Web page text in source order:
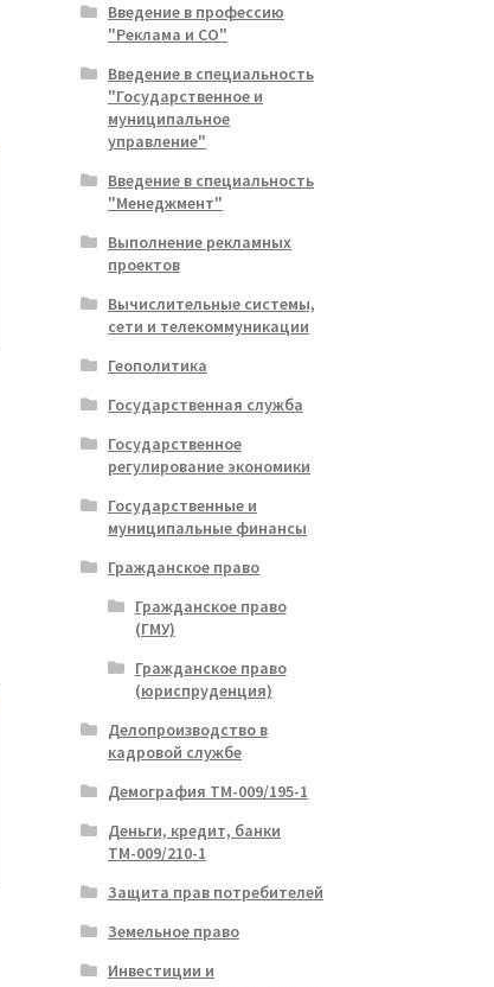
Введение в профессию
"Реклама и СО"
Введение в специальность
"Государственное и
муниципальное
управление"
Введение в специальность
"Менеджмент"
Выполнение рекламных
проектов
Вычислительные системы,
сети и телекоммуникации
Геополитика
Государственная служба
Государственное
регулирование экономики
Государственные и
муниципальные финансы
Гражданское право
Гражданское право
(ГМУ)
Гражданское право
(юриспруденция)
Делопроизводство в
кадровой службе
Демография ТМ-009/195-1
Деньги, кредит, банки
ТМ-009/210-1
Защита прав потребителей
Земельное право
Инвестиции и